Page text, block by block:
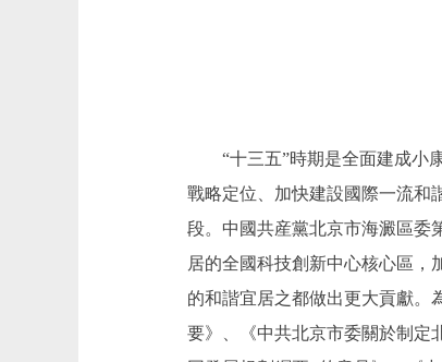
“十三五”時期是全面建成小康
戰略定位、加快建設國際一流和
段。中國共産黨北京市海澱區委
居的全國科技創新中心核心區，
的和諧宜居之都做出更大貢獻。
要》、《中共北京市委關於制定